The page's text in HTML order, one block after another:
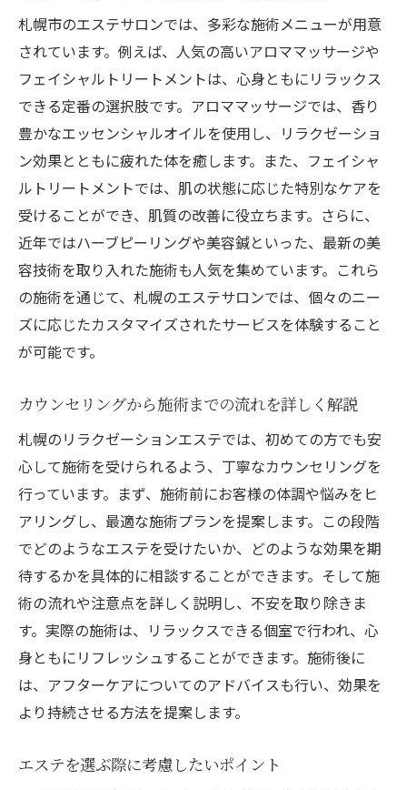
札幌市のエステサロンでは、多彩な施術メニューが用意
されています。例えば、人気の高いアロママッサージや
フェイシャルトリートメントは、心身ともにリラックス
できる定番の選択肢です。アロママッサージでは、香り
豊かなエッセンシャルオイルを使用し、リラクゼーショ
ン効果とともに疲れた体を癒します。また、フェイシャ
ルトリートメントでは、肌の状態に応じた特別なケアを
受けることができ、肌質の改善に役立ちます。さらに、
近年ではハーブピーリングや美容鍼といった、最新の美
容技術を取り入れた施術も人気を集めています。これら
の施術を通じて、札幌のエステサロンでは、個々のニー
ズに応じたカスタマイズされたサービスを体験すること
が可能です。
カウンセリングから施術までの流れを詳しく解説
札幌のリラクゼーションエステでは、初めての方でも安
心して施術を受けられるよう、丁寧なカウンセリングを
行っています。まず、施術前にお客様の体調や悩みをヒ
アリングし、最適な施術プランを提案します。この段階
でどのようなエステを受けたいか、どのような効果を期
待するかを具体的に相談することができます。そして施
術の流れや注意点を詳しく説明し、不安を取り除きま
す。実際の施術は、リラックスできる個室で行われ、心
身ともにリフレッシュすることができます。施術後に
は、アフターケアについてのアドバイスも行い、効果を
より持続させる方法を提案します。
エステを選ぶ際に考慮したいポイント